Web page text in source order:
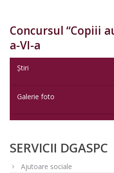
Concursul “Copiii
a-VI-a
Știri
Galerie foto
SERVICII DGASPC
Ajutoare sociale